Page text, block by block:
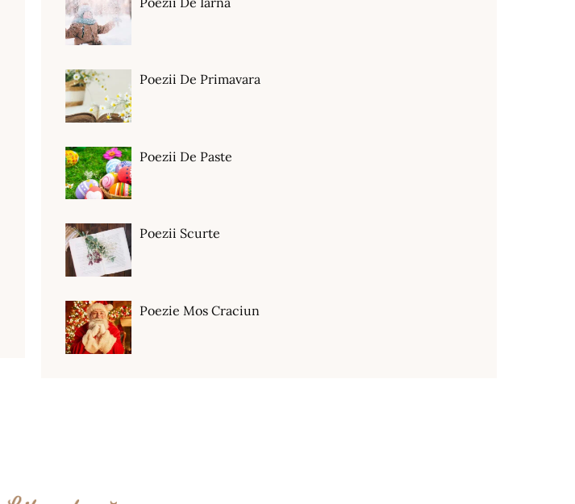
Poezii De Primavara
Poezii De Paste
Poezii Scurte
Poezie Mos Craciun